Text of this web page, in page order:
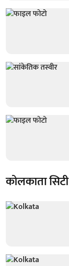
कोलकाता सिटी